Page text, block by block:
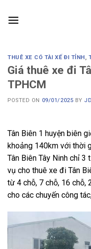
THUÊ XE CÓ TÀI XẾ ĐI TỈNH,
Giá thuê xe đi
TPHCM
POSTED ON 09/01/2025 BY
Tân Biên 1 huyện biên
khoảng 140km với thời
Tân Biên Tây Ninh chỉ 3
vụ cho thuê xe đi Tân
từ 4 chỗ, 7 chỗ, 16 chỗ,
cho các chuyến công